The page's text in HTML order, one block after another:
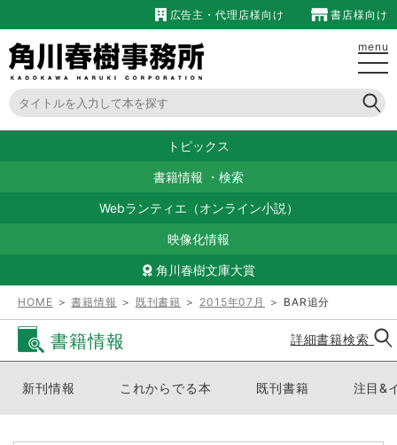
広告主・代理店様向け 書店様向け
menu
トピックス
書籍情報 ・ 検索
Webランティエ（オンライン小説）
映像化情報
角川春樹文庫大賞
HOME ＞書籍情報 ＞ 既刊書籍 ＞ 2015年07月 ＞ BAR追分
書籍情報 詳細書籍検索
新刊情報 これからでる本 既刊書籍 注目&